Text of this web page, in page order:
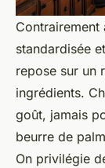
standardisée
repose sur un
ingrédients.
goût, jamais
beurre de
On privilégie